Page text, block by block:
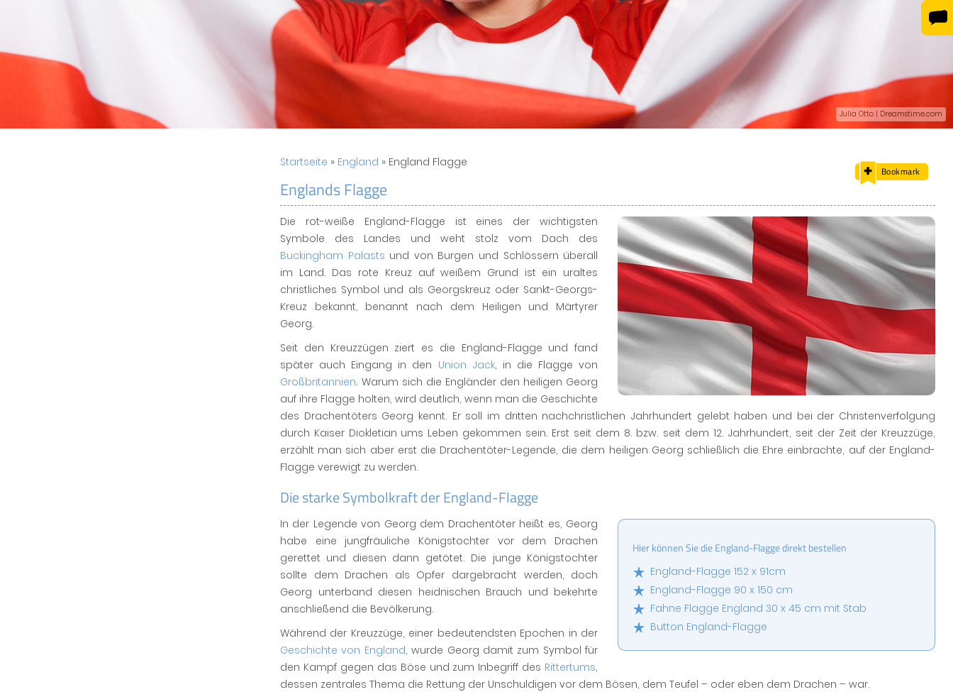
Julia Otto | Dreamstime.com
Bookmark
Startseite » England » England Flagge
Englands Flagge
Die rot-weiße England-Flagge ist eines der wichtigsten
Symbole des Landes und weht stolz vom Dach des
Buckingham Palasts und von Burgen und Schlössern überall
im Land. Das rote Kreuz auf weißem Grund ist ein uraltes
christliches Symbol und als Georgskreuz oder Sankt-Georgs-
Kreuz bekannt, benannt nach dem Heiligen und Märtyrer
Georg.
Seit den Kreuzzügen ziert es die England-Flagge und fand
später auch Eingang in den Union Jack, in die Flagge von
Großbritannien. Warum sich die Engländer den heiligen Georg
auf ihre Flagge holten, wird deutlich, wenn man die Geschichte
des Drachentöters Georg kennt. Er soll im dritten nachchristlichen Jahrhundert gelebt haben und bei der Christenverfolgung
durch Kaiser Diokletian ums Leben gekommen sein. Erst seit dem 8. bzw. seit dem 12. Jahrhundert, seit der Zeit der Kreuzzüge,
erzählt man sich aber erst die Drachentöter-Legende, die dem heiligen Georg schließlich die Ehre einbrachte, auf der England-
Flagge verewigt zu werden.
Die starke Symbolkraft der England-Flagge
Hier können Sie die England-Flagge direkt bestellen
England-Flagge 152 x 91cm
England-Flagge 90 x 150 cm
Fahne Flagge England 30 x 45 cm mit Stab
Button England-Flagge
In der Legende von Georg dem Drachentöter heißt es, Georg
habe eine jungfräuliche Königstochter vor dem Drachen
gerettet und diesen dann getötet. Die junge Königstochter
sollte dem Drachen als Opfer dargebracht werden, doch
Georg unterband diesen heidnischen Brauch und bekehrte
anschließend die Bevölkerung.
Während der Kreuzzüge, einer bedeutendsten Epochen in der
Geschichte von England, wurde Georg damit zum Symbol für
den Kampf gegen das Böse und zum Inbegriff des Rittertums,
dessen zentrales Thema die Rettung der Unschuldigen vor dem Bösen, dem Teufel – oder eben dem Drachen – war.